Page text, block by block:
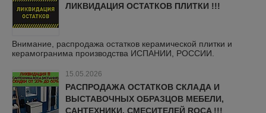
ЛИКВИДАЦИЯ ОСТАТКОВ ПЛИТКИ !!!
Внимание, распродажа остатков керамической плитки и
керамогранима производства ИСПАНИИ, РОССИИ.
15.05.2026
РАСПРОДАЖА ОСТАТКОВ СКЛАДА И
ВЫСТАВОЧНЫХ ОБРАЗЦОВ МЕБЕЛИ,
САНТЕХНИКИ, СМЕСИТЕЛЕЙ ROCA !!!